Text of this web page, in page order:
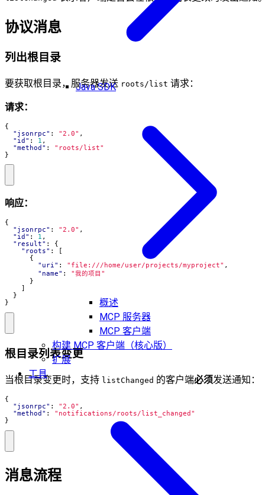
Java SDK
概述
MCP 服务器
MCP 客户端
构建 MCP 客户端（核心版）
扩展
工具
协议消息
列出根目录
要获取根目录，服务器发送 roots/list 请求：
请求：
{
"jsonrpc" : "2.0" ,
"id" : 1 ,
"method" :
"roots/list"
}
响应：
{
"jsonrpc" : "2.0" ,
"id" : 1 ,
"result" :
{
"roots" :
[
{
"uri" : "file:///home/user/projects/myproject" ,
"name" :
"我的项目"
}
]
}
}
根目录列表变更
当根目录变更时，支持 listChanged 的客户端必须发送通知：
{
"jsonrpc" : "2.0" ,
"method" :
"notifications/roots/list_changed"
}
消息流程